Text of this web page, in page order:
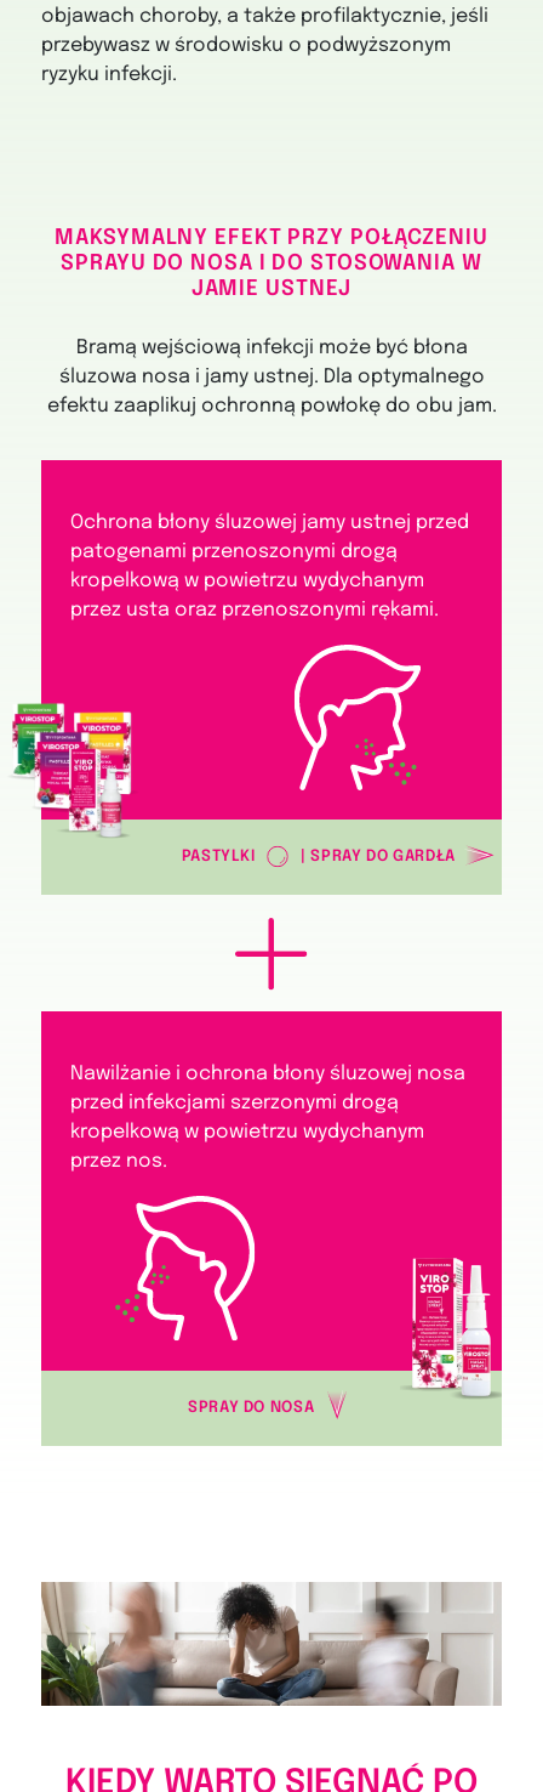
objawach choroby, a także profilaktycznie, jeśli
przebywasz w środowisku o podwyższonym
ryzyku infekcji.
MAKSYMALNY EFEKT PRZY POŁĄCZENIU
SPRAYU DO NOSA I DO STOSOWANIA W
JAMIE USTNEJ
Bramą wejściową infekcji może być błona
śluzowa nosa i jamy ustnej. Dla optymalnego
efektu zaaplikuj ochronną powłokę do obu jam.
Ochrona błony śluzowej jamy ustnej przed
patogenami przenoszonymi drogą
kropelkową w powietrzu wydychanym
przez usta oraz przenoszonymi rękami.
Nawilżanie i ochrona błony śluzowej nosa
przed infekcjami szerzonymi drogą
kropelkową w powietrzu wydychanym
przez nos.
PASTYLKI | SPRAY DO GARDŁA
SPRAY DO NOSA
KIEDY WARTO SIĘGNĄĆ PO